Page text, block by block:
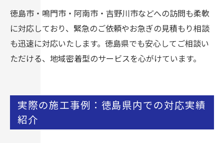
徳島市・鳴門市・阿南市・吉野川市などへの訪問も柔軟
に対応しており、緊急のご依頼やお急ぎの見積もり相談
も迅速に対応いたします。徳島県でも安心してご相談い
ただける、地域密着型のサービスを心がけています。
実際の施工事例：徳島県内での対応実績
紹介